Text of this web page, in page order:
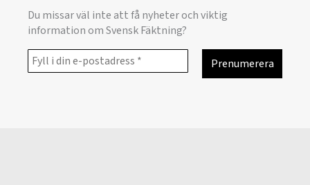
Du missar väl inte att få nyheter och viktig
information om Svensk Fäktning?